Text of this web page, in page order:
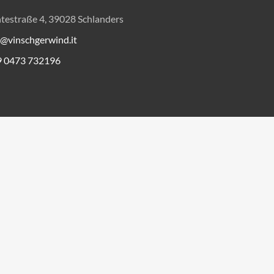
4, 39028 Schlanders
0473 732196